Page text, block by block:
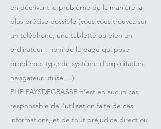
en décrivant le problème de la manière la
plus précise possible (vous vous trouvez sur
un téléphone, une tablette ou bien un
ordinateur ; nom de la page qui pose
problème, type de système d’exploitation,
navigateur utilisé,…).
PLIE PAYSDEGRASSE n’est en aucun cas
responsable de l’utilisation faite de ces
informations, et de tout préjudice direct ou